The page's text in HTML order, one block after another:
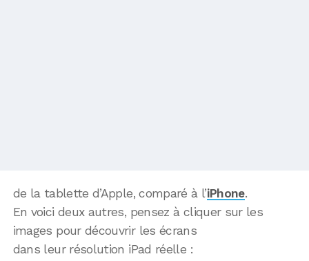
de la tablette d’Apple, comparé à l’iPhone.
En voici deux autres, pensez à cliquer sur les
images pour découvrir les écrans
dans leur résolution iPad réelle :